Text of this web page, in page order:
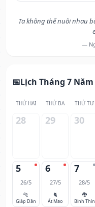
Ta không thể nuôi nhau
—
Lịch Tháng 7 Năm
THỨ HAI THỨ BA THỨ TƯ
28 29 30
5
26/5
🐅
Giáp Dần
6
27/5
🐈
Ất Mão
7
28/5
🐉
Bính Thìn